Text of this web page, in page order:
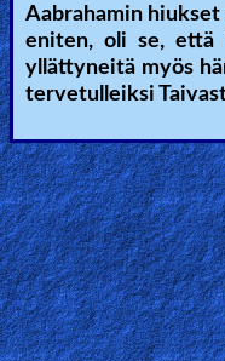
Aabrahamin
eniten, oli se, että
yllättyneitä myös
tervetulleiksi